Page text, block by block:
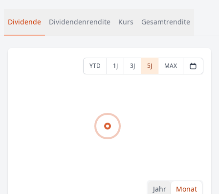
Dividende Dividendenrendite Kurs Gesamtrendite
YTD 1J 3J 5J MAX
Jahr Monat